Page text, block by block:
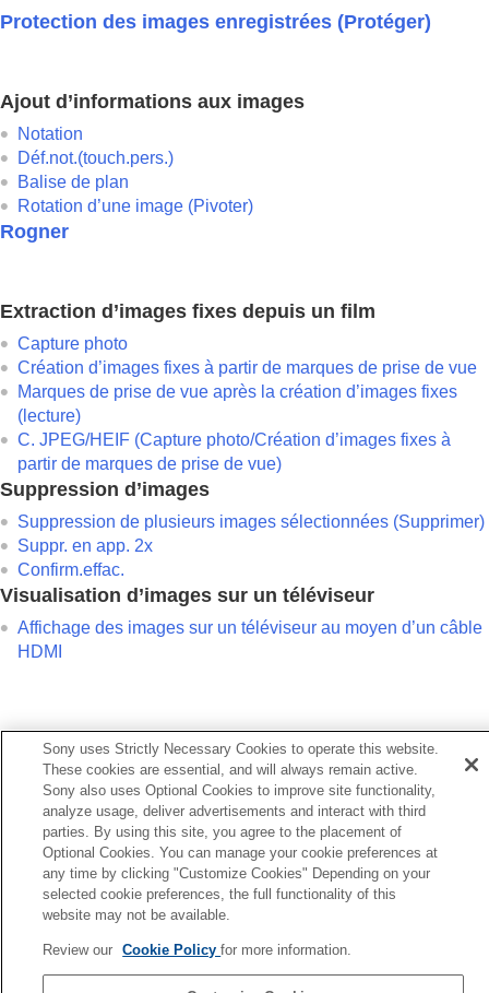
Protection des images enregistrées (Protéger)
Ajout d’informations aux images
Notation
Déf.not.(touch.pers.)
Balise de plan
Rotation d’une image (Pivoter)
Rogner
Extraction d’images fixes depuis un film
Capture photo
Création d’images fixes à partir de marques de prise de vue
Marques de prise de vue après la création d’images fixes
(lecture)
C. JPEG/HEIF (Capture photo/Création d’images fixes à
partir de marques de prise de vue)
Suppression d’images
Suppression de plusieurs images sélectionnées (Supprimer)
Suppr. en app. 2x
Confirm.effac.
Visualisation d’images sur un téléviseur
Affichage des images sur un téléviseur au moyen d’un câble
HDMI
Précédent
DISP (aff. écr.) (Écran/Viseur)
Suivant
Lecture des images
TP1001424401
Pour plus d’informations sur la conformité aux lois sur l’accessibilité du
Web en France, reportez-vous à la page suivante.
Accessibilité en France : conformité partielle
https://helpguide.sony.net/accessibility/france/v1/fr/index.html
Sony uses Strictly Necessary Cookies to operate this website.
These cookies are essential, and will always remain active.
Sony also uses Optional Cookies to improve site functionality,
analyze usage, deliver advertisements and interact with third
parties. By using this site, you agree to the placement of
Optional Cookies. You can manage your cookie preferences at
any time by clicking "Customize Cookies" Depending on your
selected cookie preferences, the full functionality of this
website may not be available.
Review our Cookie Policyfor more information.